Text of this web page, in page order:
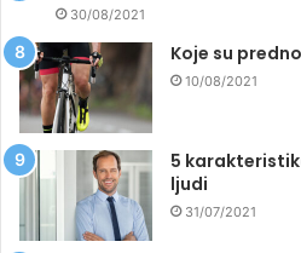
30/08/2021
Koje su
10/08/2021
5
ljudi
31/07/2021